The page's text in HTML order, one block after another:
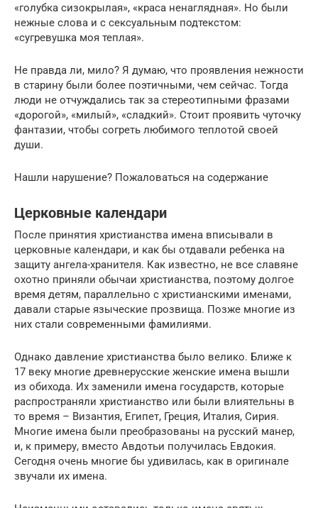
«голубка сизокрылая», «краса ненаглядная». Но были
нежные слова и с сексуальным подтекстом:
«сугревушка моя теплая».
Не правда ли, мило? Я думаю, что проявления нежности
в старину были более поэтичными, чем сейчас. Тогда
люди не отчуждались так за стереотипными фразами
«дорогой», «милый», «сладкий». Стоит проявить чуточку
фантазии, чтобы согреть любимого теплотой своей
души.
Нашли нарушение? Пожаловаться на содержание
Церковные календари
После принятия христианства имена вписывали в
церковные календари, и как бы отдавали ребенка на
защиту ангела-хранителя. Как известно, не все славяне
охотно приняли обычаи христианства, поэтому долгое
время детям, параллельно с христианскими именами,
давали старые языческие прозвища. Позже многие из
них стали современными фамилиями.
Однако давление христианства было велико. Ближе к
17 веку многие древнерусские женские имена вышли
из обихода. Их заменили имена государств, которые
распространяли христианство или были влиятельны в
то время – Византия, Египет, Греция, Италия, Сирия.
Многие имена были преобразованы на русский манер,
и, к примеру, вместо Авдотьи получилась Евдокия.
Сегодня очень многие бы удивилась, как в оригинале
звучали их имена.